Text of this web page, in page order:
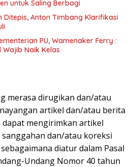
untuk Saling Berbagi
Ditepis, Anton Timbang Klarifikasi
PU, Wamenaker Ferry :
Naik Kelas
merasa dirugikan dan/atau
artikel dan/atau berita
dapat mengirimkan artikel
dan/atau koreksi
diatur dalam Pasal
Undang Nomor 40 tahun